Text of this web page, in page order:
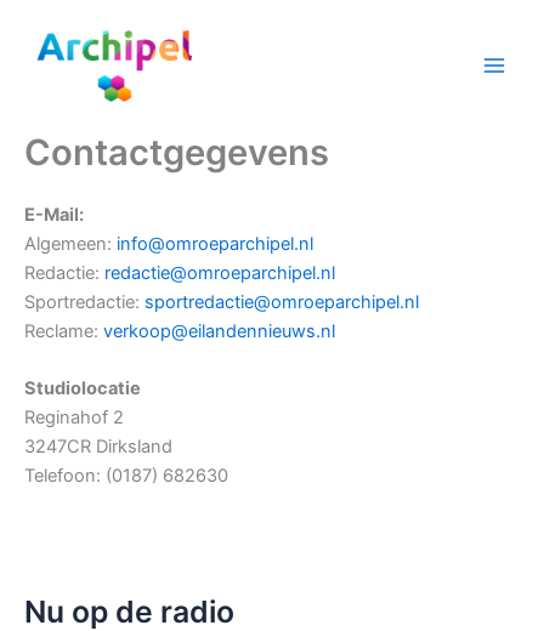
Contactgegevens
E-Mail:
Algemeen: info@omroeparchipel.nl
Redactie: redactie@omroeparchipel.nl
Sportredactie: sportredactie@omroeparchipel.nl
Reclame: verkoop@eilandennieuws.nl
Studiolocatie
Reginahof 2
3247CR Dirksland
Telefoon: (0187) 682630
Nu op de radio